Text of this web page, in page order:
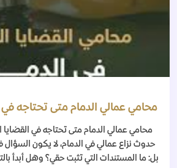
محامي عمالي الدمام متى تحتاجه في
حدوث نزاع عمالي في الدمام، لا يكون
بل: ما المستندات التي تثبت حقي؟ وهل أبدأ